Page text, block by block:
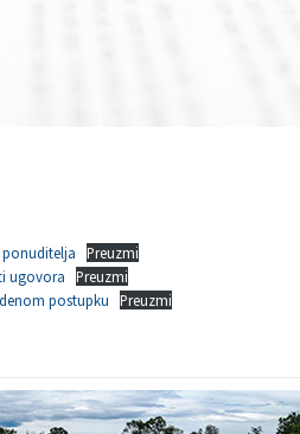
Preuzmi
ugovora
Preuzmi
postupku
Preuzmi